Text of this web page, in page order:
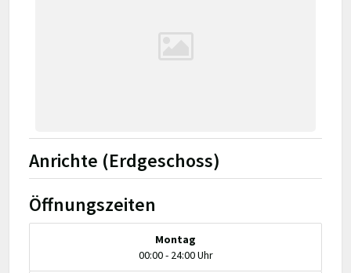
Anrichte (Erdgeschoss)
Öffnungszeiten
Montag
00:00 - 24:00 Uhr